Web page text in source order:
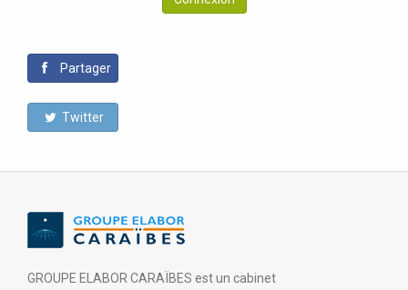
Partager
Twitter
GROUPE ELABOR CARAÏBES est un cabinet